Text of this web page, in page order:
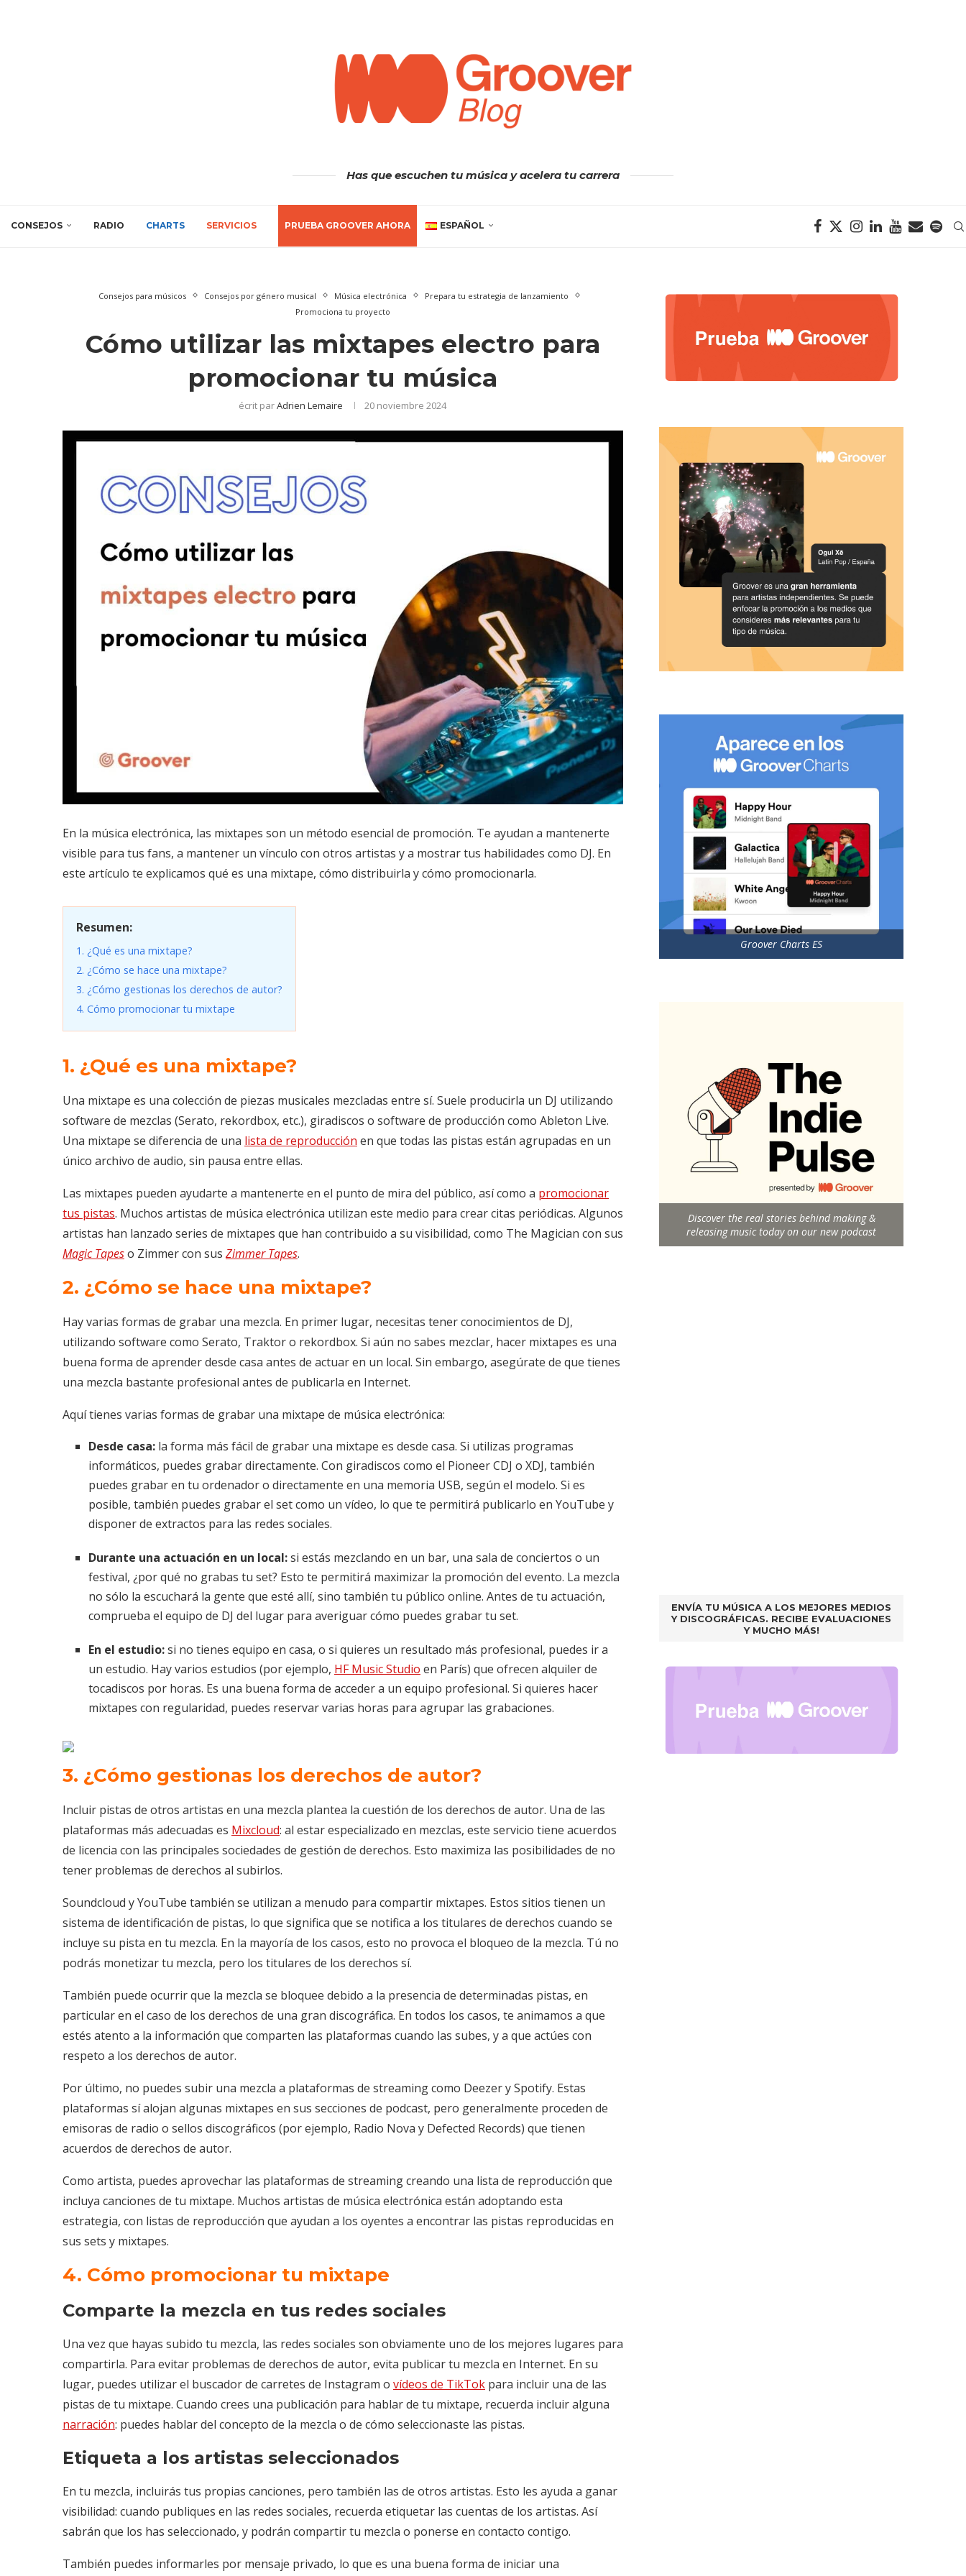
Has que escuchen tu música y acelera tu carrera
CONSEJOS RADIO CHARTS SERVICIOS PRUEBA GROOVER AHORA ESPAÑOL
Consejos para músicos Consejos por género musical Música electrónica
Prepara tu estrategia de lanzamiento
Promociona tu proyecto
Cómo utilizar las mixtapes electro para
promocionar tu música
écrit parAdrien Lemaire 20 noviembre 2024
En la música electrónica, las mixtapes son un método esencial de promoción. Te ayudan a mantenerte
visible para tus fans, a mantener un vínculo con otros artistas y a mostrar tus habilidades como DJ. En
este artículo te explicamos qué es una mixtape, cómo distribuirla y cómo promocionarla.
Resumen:
1. ¿Qué es una mixtape?
2. ¿Cómo se hace una mixtape?
3. ¿Cómo gestionas los derechos de autor?
4. Cómo promocionar tu mixtape
1. ¿Qué es una mixtape?
Una mixtape es una colección de piezas musicales mezcladas entre sí. Suele producirla un DJ utilizando
software de mezclas (Serato, rekordbox, etc.), giradiscos o software de producción como Ableton Live.
Una mixtape se diferencia de una lista de reproducción en que todas las pistas están agrupadas en un
único archivo de audio, sin pausa entre ellas.
Las mixtapes pueden ayudarte a mantenerte en el punto de mira del público, así como a promocionar
tus pistas. Muchos artistas de música electrónica utilizan este medio para crear citas periódicas. Algunos
artistas han lanzado series de mixtapes que han contribuido a su visibilidad, como The Magician con sus
Magic Tapeso Zimmer con sus Zimmer Tapes.
2. ¿Cómo se hace una mixtape?
Hay varias formas de grabar una mezcla. En primer lugar, necesitas tener conocimientos de DJ,
utilizando software como Serato, Traktor o rekordbox. Si aún no sabes mezclar, hacer mixtapes es una
buena forma de aprender desde casa antes de actuar en un local. Sin embargo, asegúrate de que tienes
una mezcla bastante profesional antes de publicarla en Internet.
Aquí tienes varias formas de grabar una mixtape de música electrónica:
Desde casa: la forma más fácil de grabar una mixtape es desde casa. Si utilizas programas
informáticos, puedes grabar directamente. Con giradiscos como el Pioneer CDJ o XDJ, también
puedes grabar en tu ordenador o directamente en una memoria USB, según el modelo. Si es
posible, también puedes grabar el set como un vídeo, lo que te permitirá publicarlo en YouTube y
disponer de extractos para las redes sociales.
Durante una actuación en un local:si estás mezclando en un bar, una sala de conciertos o un
festival, ¿por qué no grabas tu set? Esto te permitirá maximizar la promoción del evento. La mezcla
no sólo la escuchará la gente que esté allí, sino también tu público online. Antes de tu actuación,
comprueba el equipo de DJ del lugar para averiguar cómo puedes grabar tu set.
En el estudio:si no tienes equipo en casa, o si quieres un resultado más profesional, puedes ir a
un estudio. Hay varios estudios (por ejemplo, HF Music Studio en París) que ofrecen alquiler de
tocadiscos por horas. Es una buena forma de acceder a un equipo profesional. Si quieres hacer
mixtapes con regularidad, puedes reservar varias horas para agrupar las grabaciones.
3. ¿Cómo gestionas los derechos de autor?
Incluir pistas de otros artistas en una mezcla plantea la cuestión de los derechos de autor. Una de las
plataformas más adecuadas es Mixcloud: al estar especializado en mezclas, este servicio tiene acuerdos
de licencia con las principales sociedades de gestión de derechos. Esto maximiza las posibilidades de no
tener problemas de derechos al subirlos.
Soundcloud y YouTube también se utilizan a menudo para compartir mixtapes. Estos sitios tienen un
sistema de identificación de pistas, lo que significa que se notifica a los titulares de derechos cuando se
incluye su pista en tu mezcla. En la mayoría de los casos, esto no provoca el bloqueo de la mezcla. Tú no
podrás monetizar tu mezcla, pero los titulares de los derechos sí.
También puede ocurrir que la mezcla se bloquee debido a la presencia de determinadas pistas, en
particular en el caso de los derechos de una gran discográfica. En todos los casos, te animamos a que
estés atento a la información que comparten las plataformas cuando las subes, y a que actúes con
respeto a los derechos de autor.
Por último, no puedes subir una mezcla a plataformas de streaming como Deezer y Spotify. Estas
plataformas sí alojan algunas mixtapes en sus secciones de podcast, pero generalmente proceden de
emisoras de radio o sellos discográficos (por ejemplo, Radio Nova y Defected Records) que tienen
acuerdos de derechos de autor.
Como artista, puedes aprovechar las plataformas de streaming creando una lista de reproducción que
incluya canciones de tu mixtape. Muchos artistas de música electrónica están adoptando esta
estrategia, con listas de reproducción que ayudan a los oyentes a encontrar las pistas reproducidas en
sus sets y mixtapes.
4. Cómo promocionar tu mixtape
Comparte la mezcla en tus redes sociales
Una vez que hayas subido tu mezcla, las redes sociales son obviamente uno de los mejores lugares para
compartirla. Para evitar problemas de derechos de autor, evita publicar tu mezcla en Internet. En su
lugar, puedes utilizar el buscador de carretes de Instagram o vídeos de TikTok para incluir una de las
pistas de tu mixtape. Cuando crees una publicación para hablar de tu mixtape, recuerda incluir alguna
narración: puedes hablar del concepto de la mezcla o de cómo seleccionaste las pistas.
Etiqueta a los artistas seleccionados
En tu mezcla, incluirás tus propias canciones, pero también las de otros artistas. Esto les ayuda a ganar
visibilidad: cuando publiques en las redes sociales, recuerda etiquetar las cuentas de los artistas. Así
sabrán que los has seleccionado, y podrán compartir tu mezcla o ponerse en contacto contigo.
También puedes informarles por mensaje privado, lo que es una buena forma de iniciar una
Groover Charts ES
Discover the real stories behind making &
releasing music today on our new podcast
ENVÍA TU MÚSICA A LOS MEJORES MEDIOS
Y DISCOGRÁFICAS. RECIBE EVALUACIONES
Y MUCHO MÁS!